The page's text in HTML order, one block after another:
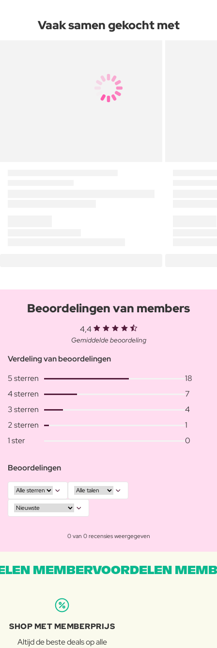
Vaak samen gekocht met
Beoordelingen van members
4,4
Gemiddelde beoordeling
Verdeling van beoordelingen
5 sterren
18
4 sterren
7
3 sterren
4
2 sterren
1
1 ster
0
Beoordelingen
0 van 0 recensies weergegeven
MEMBERVOORDELEN
SHOP MET MEMBERPRIJS
Altijd de beste deals op alle